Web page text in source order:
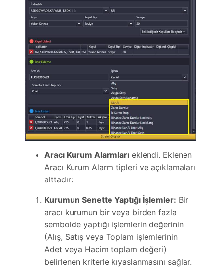
Aracı Kurum Alarmları eklendi. Eklenen
Aracı Kurum Alarm tipleri ve açıklamaları
alttadır:
Kurumun Senette Yaptığı İşlemler: Bir
aracı kurumun bir veya birden fazla
sembolde yaptığı işlemlerin değerinin
(Alış, Satış veya Toplam işlemlerinin
Adet veya Hacim toplam değeri)
belirlenen kriterle kıyaslanmasını sağlar.